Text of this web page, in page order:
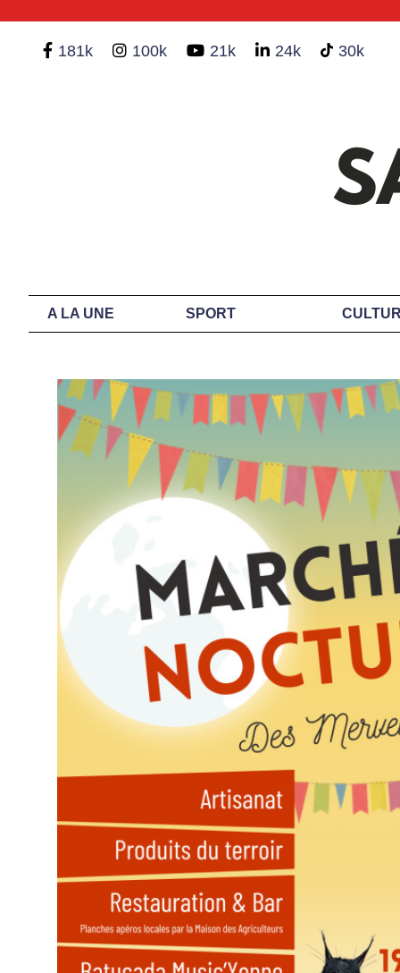
181k 100k 21k 24k 30k
A LA UNE SPORT